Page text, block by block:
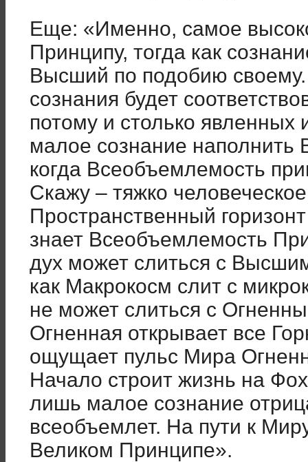
Еще: «Именно, самое
Принципу, тогда как
Высший по подобию
сознания будет
потому и столько
малое сознание
когда Всеобъемлемость
Скажу – тяжко
Пространственный
знает Всеобъемлемость
дух может слиться с
как Макрокосм слит с
не может слиться с
Огненная открывает все
ощущает пульс Мира
Начало строит жизнь на
лишь малое сознание
всеобъемлет. На пути к
Великом Принципе».